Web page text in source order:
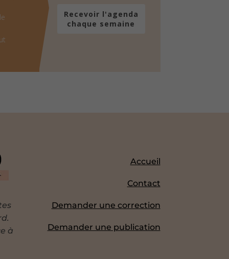
Recevoir l'agenda
chaque semaine
à
Accueil
Contact
Demander une correction
Demander une publication